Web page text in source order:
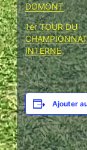
DOMONT
1er TOUR DU
INTERNE
Ajouter